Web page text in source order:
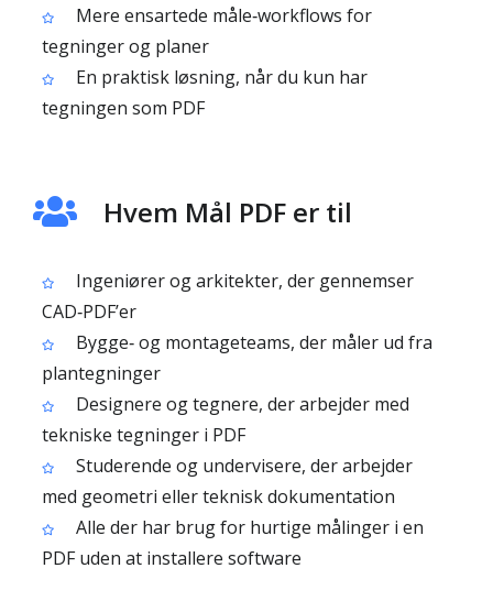
Mere ensartede måle‑workflows for
tegninger og planer
En praktisk løsning, når du kun har
tegningen som PDF
Hvem Mål PDF er til
Ingeniører og arkitekter, der gennemser
CAD‑PDF’er
Bygge‑ og montageteams, der måler ud fra
plantegninger
Designere og tegnere, der arbejder med
tekniske tegninger i PDF
Studerende og undervisere, der arbejder
med geometri eller teknisk dokumentation
Alle der har brug for hurtige målinger i en
PDF uden at installere software